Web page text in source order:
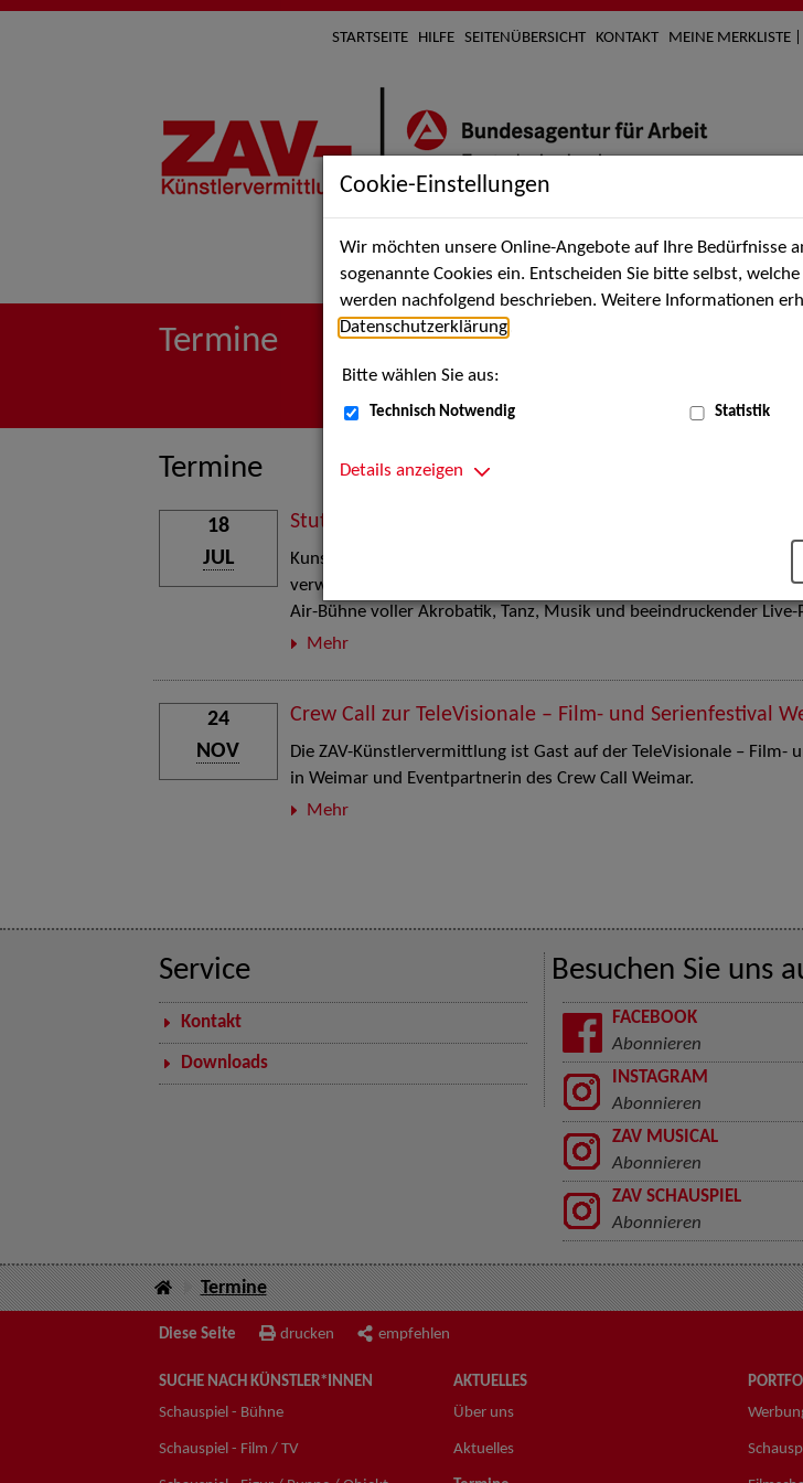
STARTSEITE HILFE SEITENÜBERSICHT KONTAKT MEINE MERKLISTE
Suche nach Künstler*innen Über uns
Termine
Termine
Stuttgart Street Art
Kunst, Live-Acts und Aktionen für Kinder und Familien. Die
verwandelt den Schlossplatz am 18. Juli 2026 von12 bis 18 Uhr in
Air-Bühne voller Akrobatik, Tanz, Musik und beeindruckender Live-
Mehr
18
JUL
Crew Call zur TeleVisionale – Film- und Serienfestival
Die ZAV-Künstlervermittlung ist Gast auf der TeleVisionale – Film-
in Weimar und Eventpartnerin des Crew Call Weimar.
Mehr
24
NOV
Service
Kontakt
Downloads
Besuchen Sie uns
FACEBOOK
Abonnieren
INSTAGRAM
Abonnieren
ZAV MUSICAL
Abonnieren
ZAV SCHAUSPIEL
Abonnieren
Termine
Diese Seite drucken empfehlen
SUCHE NACH KÜNSTLER*INNEN
Schauspiel - Bühne
Schauspiel - Film / TV
AKTUELLES
Über uns
Aktuelles
Cookie-Einstellungen
Wir möchten unsere Online-Angebote auf Ihre Bedürfnisse
sogenannte Cookies ein. Entscheiden Sie bitte selbst,
werden nachfolgend beschrieben. Weitere Informationen
Datenschutzerklärung
Bitte wählen Sie aus:
Technisch Notwendig Statistik
Details anzeigen